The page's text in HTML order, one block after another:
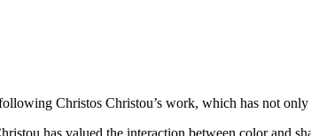
Christos Christou’s work, which has not
has valued the interaction between color and